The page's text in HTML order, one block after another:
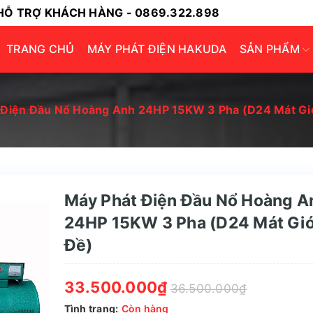
TRỢ KHÁCH HÀNG - 0869.322.898
TRANG CHỦ MÁY PHÁT ĐIỆN HAKUDA SẢN PHẨM
Đầu Nổ Hoàng Anh 24HP 15KW 3 Pha (D24 Mát
Máy Phát Điện Đầu Nổ Hoàng
24HP 15KW 3 Pha (D24 Mát
Đề)
33.500.000₫ 36.500.000₫
Tình trạng: Còn hàng